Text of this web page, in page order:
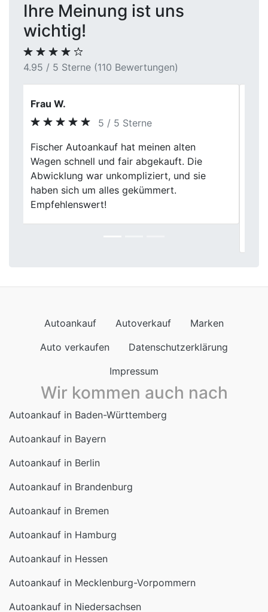
Ihre Meinung ist uns
wichtig!
4.95 / 5 Sterne (110 Bewertungen)
Sandra Hoffmeister
5 / 5 Sterne
Fischer Autoankauf hat meinen
Gebrauchtwagen zu einem Preis
angekauft, mit dem ich wirklich zufrieden
bin. Die Fahrzeugbewertung war
transparent und nachvollziehbar. Für alle,
Previous
Autoankauf Autoverkauf
Marken
Auto verkaufen
Datenschutzerklärung
Impressum
Wir kommen auch nach
Autoankauf in Baden-Württemberg
Autoankauf in Bayern
Autoankauf in Berlin
Autoankauf in Brandenburg
Autoankauf in Bremen
Autoankauf in Hamburg
Autoankauf in Hessen
Autoankauf in Mecklenburg-Vorpommern
Autoankauf in Niedersachsen